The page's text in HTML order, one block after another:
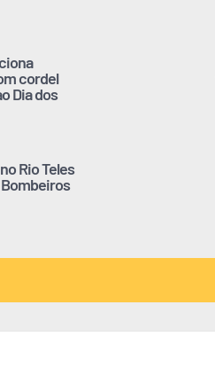
cordel
Dia dos
Rio Teles